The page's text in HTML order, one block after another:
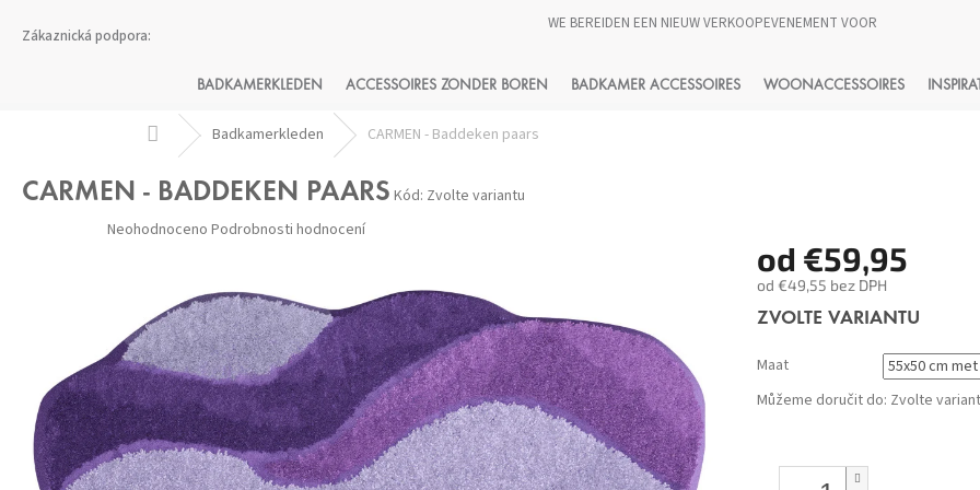
WE BEREIDEN EEN NIEUW VERKOOPEVENEMENT VOOR
BADKAMERKLEDEN ACCESSOIRES ZONDER BOREN BADKAMER ACCESSOIRES WOONACCESSOIRES
Domů Badkamerkleden CARMEN - Baddeken paars
CARMEN - BADDEKEN PAARS Kód: Zvolte variantu
Průměrné
hodnocení
hvězdiček.
Neohodnoceno Podrobnosti hodnocení
od €59,95
od €49,55 bez DPH
Měrná
ZVOLTE VARIANTU
Maat
Můžeme doručit do: Zvolte